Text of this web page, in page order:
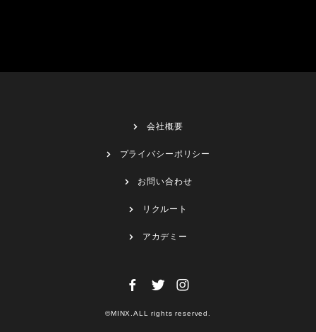
会社概要
プライバシーポリシー
お問い合わせ
リクルート
アカデミー
©MINX.ALL rights reserved.